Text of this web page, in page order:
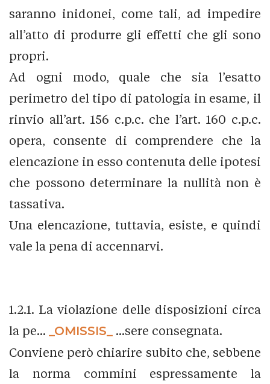
saranno inidonei, come tali, ad impedire
all’atto di produrre gli effetti che gli sono
propri.
Ad ogni modo, quale che sia l’esatto
perimetro del tipo di patologia in esame, il
rinvio all’art. 156 c.p.c. che l’art. 160 c.p.c.
opera, consente di comprendere che la
elencazione in esso contenuta delle ipotesi
che possono determinare la nullità non è
tassativa.
Una elencazione, tuttavia, esiste, e quindi
vale la pena di accennarvi.
1.2.1. La violazione delle disposizioni circa
la pe...
_OMISSIS_
...sere consegnata.
Conviene però chiarire subito che, sebbene
la norma commini espressamente la